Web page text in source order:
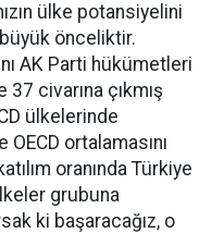
ülke potansiyelini
önceliktir.
AK Parti hükümetleri
civarına çıkmış
ülkelerinde
ortalamasını
oranında Türkiye
grubuna
ki başaracağız, o